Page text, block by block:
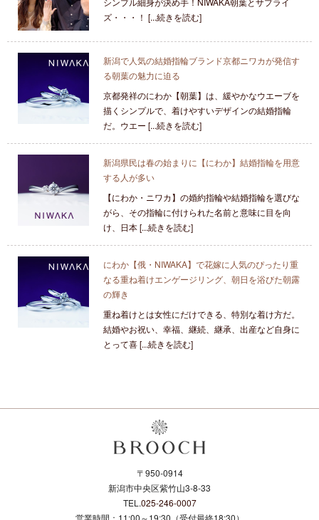
ズ・・・！ [...続きを読む]
新潟で人気の結婚指輪ブランド京都ニワカが発信す
る朝葉の魅力に迫る
京都発祥のにわか【朝葉】は、緩やかなウエーブを
描くシンプルで、着けやすいデザインの結婚指輪
だ。ウエー [...続きを読む]
新潟県民は春の始まりに【にわか】結婚指輪を用意
する人が多い
【にわか・ニワカ】の婚約指輪や結婚指輪を選びな
がら、その指輪に付けられた名前と意味に目を向
け、日本 [...続きを読む]
にわか【俄・NIWAKA】で花嫁に人気のぴったり重
なる重ね着けエンゲージリング、朝日を浴びた朝露
の輝き
重ね着けとは女性にだけできる、特別な着け方だ。
結婚やお祝い、幸福、継続、継承、出産など自身に
とって喜 [...続きを読む]
〒950-0914
新潟市中央区紫竹山3-8-33
TEL.025-246-0007